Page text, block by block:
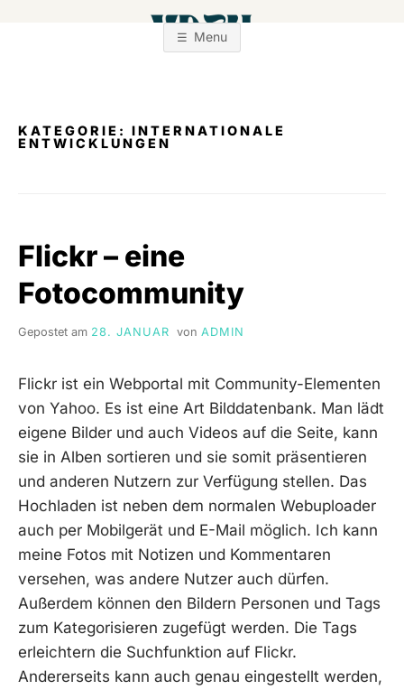
Menu
KATEGORIE: INTERNATIONALE
ENTWICKLUNGEN
Flickr – eine
Fotocommunity
Gepostet am 28. JANUAR von ADMIN
Flickr ist ein Webportal mit Community-Elementen
von Yahoo. Es ist eine Art Bilddatenbank. Man lädt
eigene Bilder und auch Videos auf die Seite, kann
sie in Alben sortieren und sie somit präsentieren
und anderen Nutzern zur Verfügung stellen. Das
Hochladen ist neben dem normalen Webuploader
auch per Mobilgerät und E-Mail möglich. Ich kann
meine Fotos mit Notizen und Kommentaren
versehen, was andere Nutzer auch dürfen.
Außerdem können den Bildern Personen und Tags
zum Kategorisieren zugefügt werden. Die Tags
erleichtern die Suchfunktion auf Flickr.
Andererseits kann auch genau eingestellt werden,